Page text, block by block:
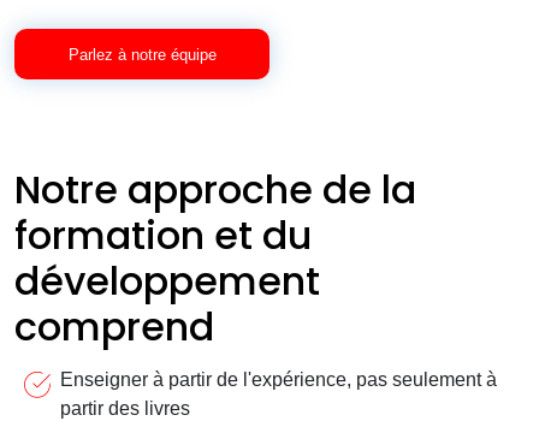
Parlez à notre équipe
Notre approche de la
formation et du
développement
comprend
Enseigner à partir de l'expérience, pas seulement à
partir des livres